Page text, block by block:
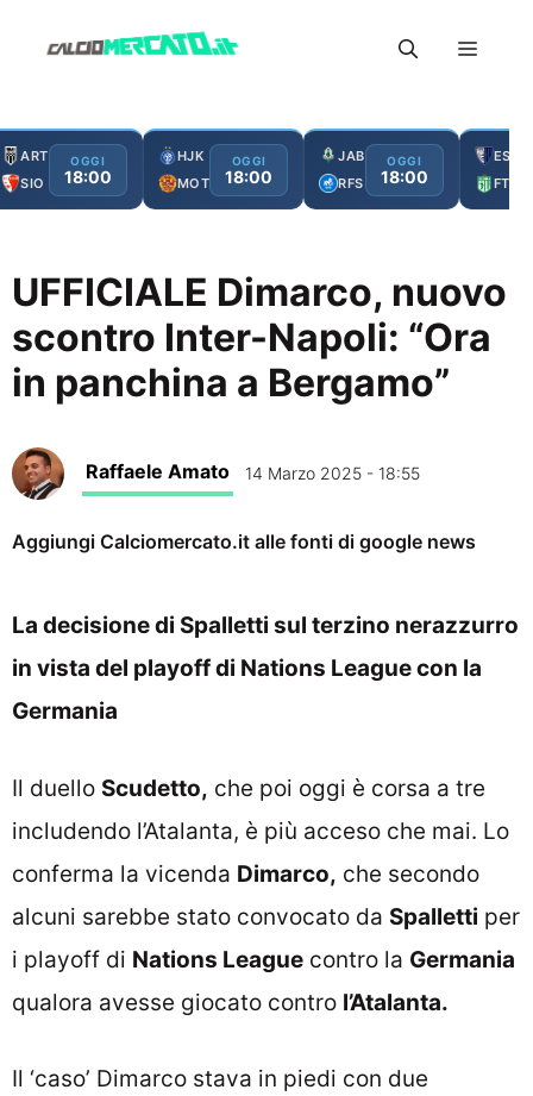
Menu
ART
SIO
OGGI
18:00
HJK
MOT
OGGI
18:00
JAB
RFS
OGGI
18:00
ESC
FTA
UFFICIALE Dimarco, nuovo
scontro Inter-Napoli: “Ora
in panchina a Bergamo”
Raffaele Amato 14 Marzo 2025 - 18:55
Aggiungi Calciomercato.it alle fonti di google news
La decisione di Spalletti sul terzino nerazzurro
in vista del playoff di Nations League con la
Germania
Il duello Scudetto, che poi oggi è corsa a tre
includendo l’Atalanta, è più acceso che mai. Lo
conferma la vicenda Dimarco, che secondo
alcuni sarebbe stato convocato da Spalletti per
i playoff di Nations League contro la Germania
qualora avesse giocato contro l’Atalanta.
Il ‘caso’ Dimarco stava in piedi con due